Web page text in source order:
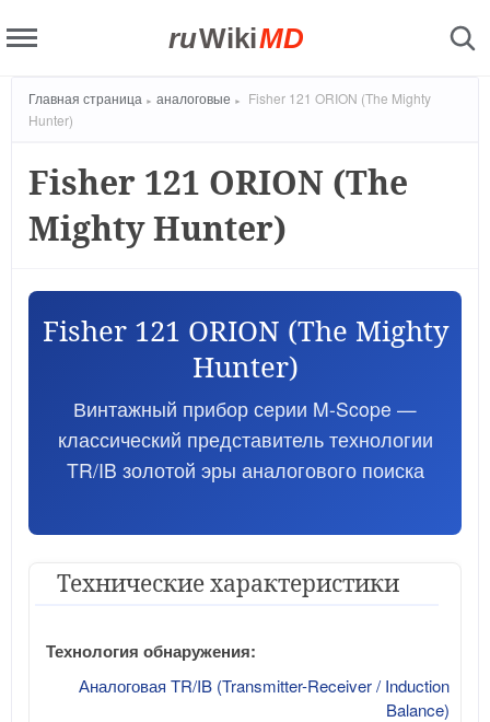
ruWikiMD
Главная страница аналоговые
Fisher 121 ORION (The Mighty
Hunter)
Fisher 121 ORION (The
Mighty Hunter)
Fisher 121 ORION (The Mighty
Hunter)
Винтажный прибор серии M-Scope —
классический представитель технологии
TR/IB золотой эры аналогового поиска
Технические характеристики
Технология обнаружения:
Аналоговая TR/IB (Transmitter-Receiver / Induction
Balance)